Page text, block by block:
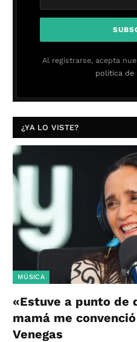
Al registrarse, acepta
política de
¿YA LO VISTE?
MÚSICA
«Estuve a punto de
mamá me
Venegas